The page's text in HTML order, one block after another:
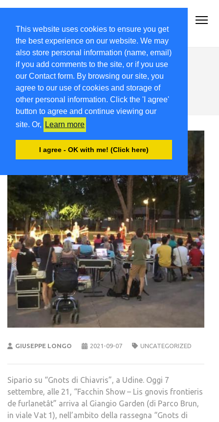
This website uses cookies to ensure you get
the best experience on our website. We may
also store personal information (name, email)
if you add comments to the site, or if you use
our Contact form. By browsing our site, you
agree to our use of cookies and storage of
other personal information. Click the 'I agree'
button to agree and continue viewing our
site. Or,
Learn more
I agree - OK with me! (Click here)
#Cultura #Turismo #Eventi #Territorio-FVG
“Gnots di Chiavris”, oggi a
Udine la chiusura con il
Facchin Show
GIUSEPPE LONGO 2021-09-07 UNCATEGORIZED
Sipario su “Gnots di Chiavris”, a Udine. Oggi 7
settembre, alle 21, “Facchin Show – Lis gnovis frontieris
de furlanetât” arriva al Giangio Garden (di Parco Brun,
in viale Vat 1), nell’ambito della rassegna “Gnots di